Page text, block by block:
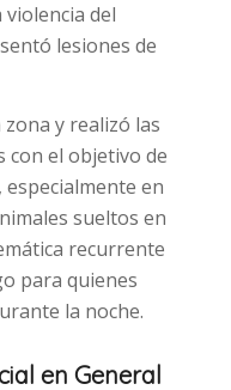
del
lesiones de
y realizó las
con el objetivo de
en
sueltos en
recurrente
para quienes
la noche.
en General